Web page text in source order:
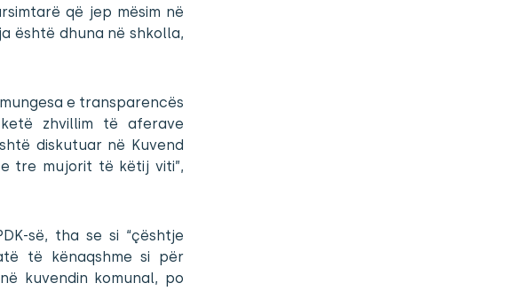
që jep mësim në
është dhuna në shkolla,
e transparencës
zhvillim të aferave
diskutuar në Kuvend
tre mujorit të këtij viti”,
së, tha se si “çështje
të kënaqshme si për
kuvendin komunal, po